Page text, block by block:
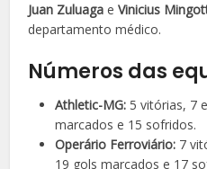
Juan Zuluaga eVinicius
departamento médico.
Números das
Athletic-MG: 5 vitórias, 7
marcados e 15 sofridos.
Operário Ferroviário: 7
19 gols marcados e 17